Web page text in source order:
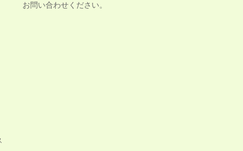
お問い合わせください。